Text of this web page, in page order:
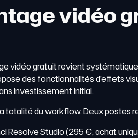
vidéo
vidéo gratuit revient
des fonctionnalités d'effets
investissement initial.
totalité du workflow. Deux
Resolve Studio (295 €, achat